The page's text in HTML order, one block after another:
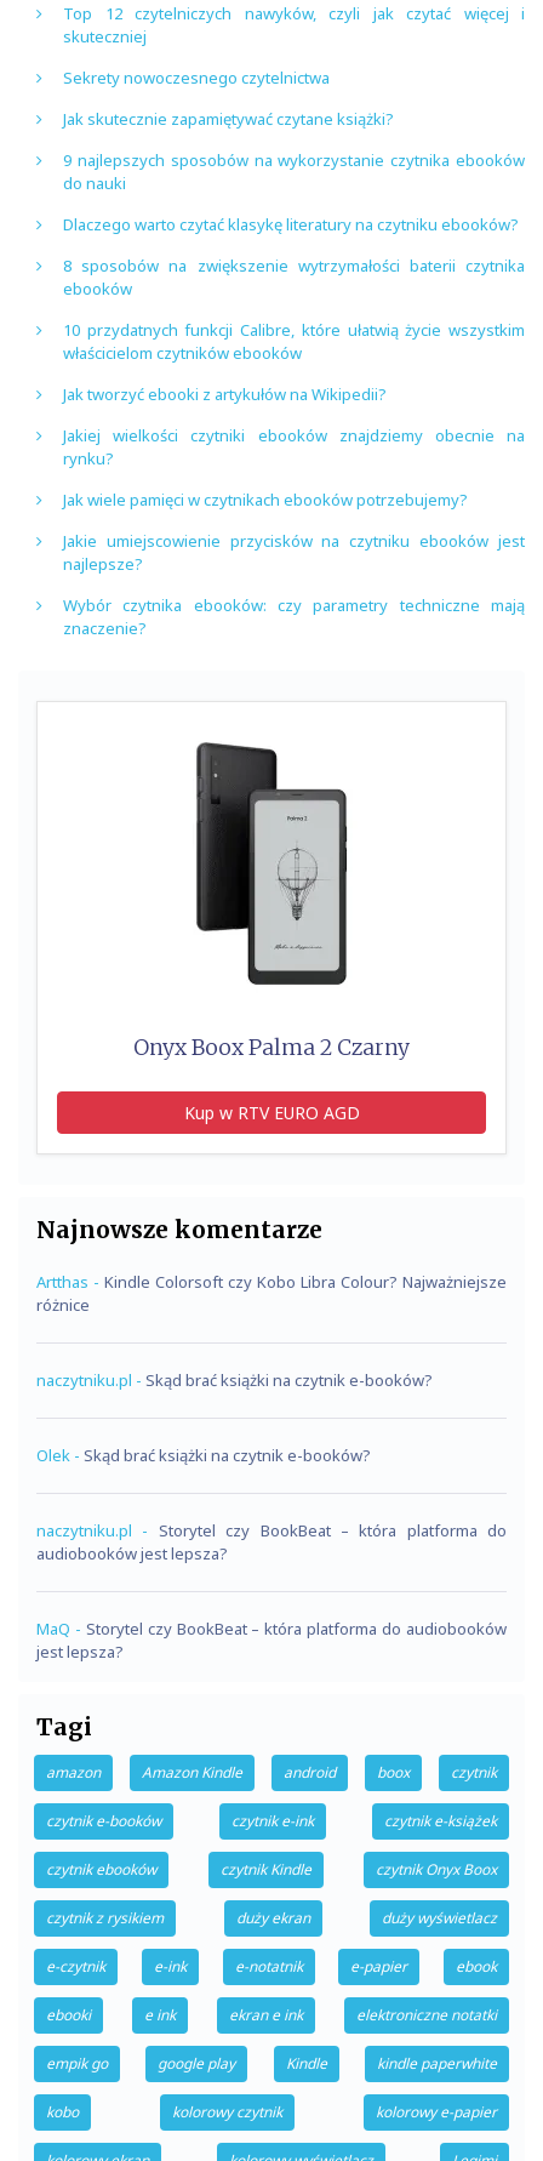
Top 12 czytelniczych nawyków, czyli jak czytać więcej i
skuteczniej
Sekrety nowoczesnego czytelnictwa
Jak skutecznie zapamiętywać czytane książki?
9 najlepszych sposobów na wykorzystanie czytnika ebooków
do nauki
Dlaczego warto czytać klasykę literatury na czytniku ebooków?
8 sposobów na zwiększenie wytrzymałości baterii czytnika
ebooków
10 przydatnych funkcji Calibre, które ułatwią życie wszystkim
właścicielom czytników ebooków
Jak tworzyć ebooki z artykułów na Wikipedii?
Jakiej wielkości czytniki ebooków znajdziemy obecnie na
rynku?
Jak wiele pamięci w czytnikach ebooków potrzebujemy?
Jakie umiejscowienie przycisków na czytniku ebooków jest
najlepsze?
Wybór czytnika ebooków: czy parametry techniczne mają
znaczenie?
Onyx Boox Palma 2 Czarny
Kup w RTV EURO AGD
Najnowsze komentarze
Artthas - Kindle Colorsoft czy Kobo Libra Colour? Najważniejsze
różnice
naczytniku.pl - Skąd brać książki na czytnik e-booków?
Olek - Skąd brać książki na czytnik e-booków?
naczytniku.pl - Storytel czy BookBeat – która platforma do
audiobooków jest lepsza?
MaQ - Storytel czy BookBeat – która platforma do audiobooków
jest lepsza?
Tagi
amazon Amazon Kindle android boox czytnik
czytnik e-booków czytnik e-ink czytnik e-książek
czytnik ebooków czytnik Kindle czytnik Onyx Boox
czytnik z rysikiem duży ekran duży wyświetlacz
e-czytnik e-ink e-notatnik e-papier ebook
ebooki e ink ekran e ink elektroniczne notatki
empik go google play Kindle kindle paperwhite
kobo kolorowy czytnik kolorowy e-papier